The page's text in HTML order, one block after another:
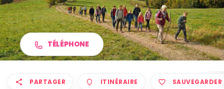
Marche ADEPS à
VER/CUSTINNE
TÉLÉPHONE
PARTAGER ITINÉRAIRE SAUVEGARDER